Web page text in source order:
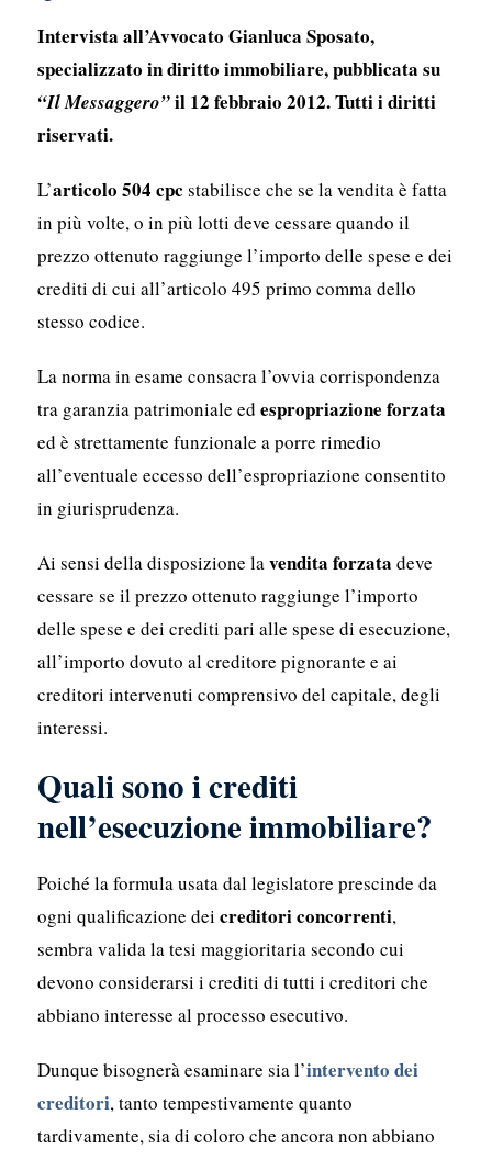
Intervista all’Avvocato Gianluca Sposato,
specializzato in diritto immobiliare, pubblicata su
“Il Messaggero”il 12 febbraio 2012. Tutti i diritti
riservati.
L’articolo 504 cpc stabilisce che se la vendita è fatta
in più volte, o in più lotti deve cessare quando il
prezzo ottenuto raggiunge l’importo delle spese e dei
crediti di cui all’articolo 495 primo comma dello
stesso codice.
La norma in esame consacra l’ovvia corrispondenza
tra garanzia patrimoniale ed espropriazione forzata
ed è strettamente funzionale a porre rimedio
all’eventuale eccesso dell’espropriazione consentito
in giurisprudenza.
Ai sensi della disposizione lavendita forzata deve
cessare se il prezzo ottenuto raggiunge l’importo
delle spese e dei crediti pari alle spese di esecuzione,
all’importo dovuto al creditore pignorante e ai
creditori intervenuti comprensivo del capitale, degli
interessi.
Quali sono i crediti
nell’esecuzione immobiliare?
Poiché la formula usata dal legislatore prescinde da
ogni qualificazione dei creditori concorrenti,
sembra valida la tesi maggioritaria secondo cui
devono considerarsi i crediti di tutti i creditori che
abbiano interesse al processo esecutivo.
Dunque bisognerà esaminare sia l’intervento dei
creditori, tanto tempestivamente quanto
tardivamente, sia di coloro che ancora non abbiano